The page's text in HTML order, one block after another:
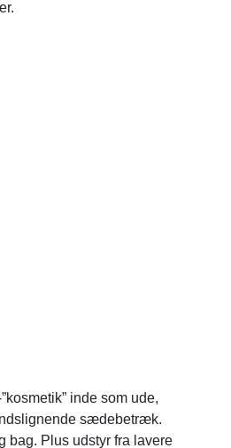
inde som ude,
sædebetræk.
bag. Plus udstyr fra lavere